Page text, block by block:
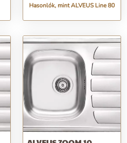
Hasonlók, mint ALVEUS Line 80